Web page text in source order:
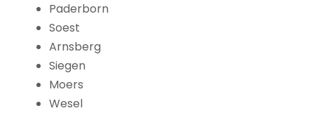
Paderborn
Soest
Arnsberg
Siegen
Moers
Wesel